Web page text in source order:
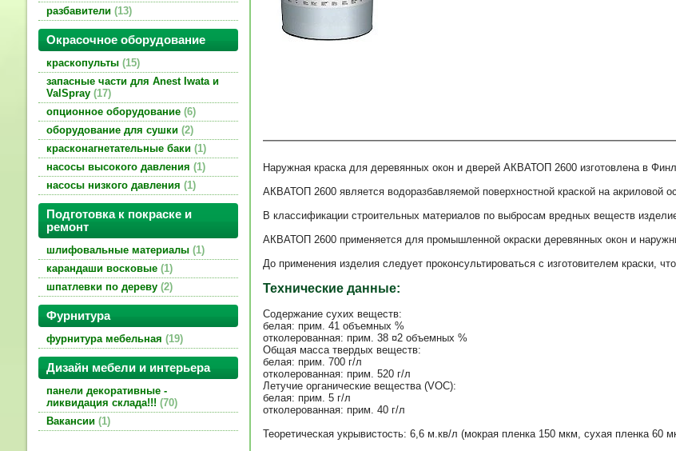
разбавители 13
Окрасочное оборудование
краскопульты 15
запасные части для Anest Iwata и
ValSpray 17
опционное оборудование 6
оборудование для сушки 2
красконагнетательные баки 1
насосы высокого давления 1
насосы низкого давления 1
Подготовка к покраске и
ремонт
шлифовальные материалы 1
карандаши восковые 1
шпатлевки по дереву 2
Фурнитура
фурнитура мебельная 19
Дизайн мебели и интерьера
панели декоративные -
ликвидация склада!!! 70
Вакансии 1
Наружная краска для деревянных окон и дверей АКВАТОП 2600 изготовлена в
АКВАТОП 2600 является водоразбавляемой поверхностной краской на акриловой
В классификации строительных материалов по выбросам вредных веществ изделие
АКВАТОП 2600 применяется для промышленной окраски деревянных окон и
До применения изделия следует проконсультироваться с изготовителем краски,
Технические данные:
Содержание сухих веществ:
белая: прим. 41 объемных %
отколерованная: прим. 38 ¤2 объемных %
Общая масса твердых веществ:
белая: прим. 700 г/л
отколерованная: прим. 520 г/л
Летучие органические вещества (VOC):
белая: прим. 5 г/л
отколерованная: прим. 40 г/л
Теоретическая укрывистость: 6,6 м.кв/л (мокрая пленка 150 мкм, сухая пленка 60